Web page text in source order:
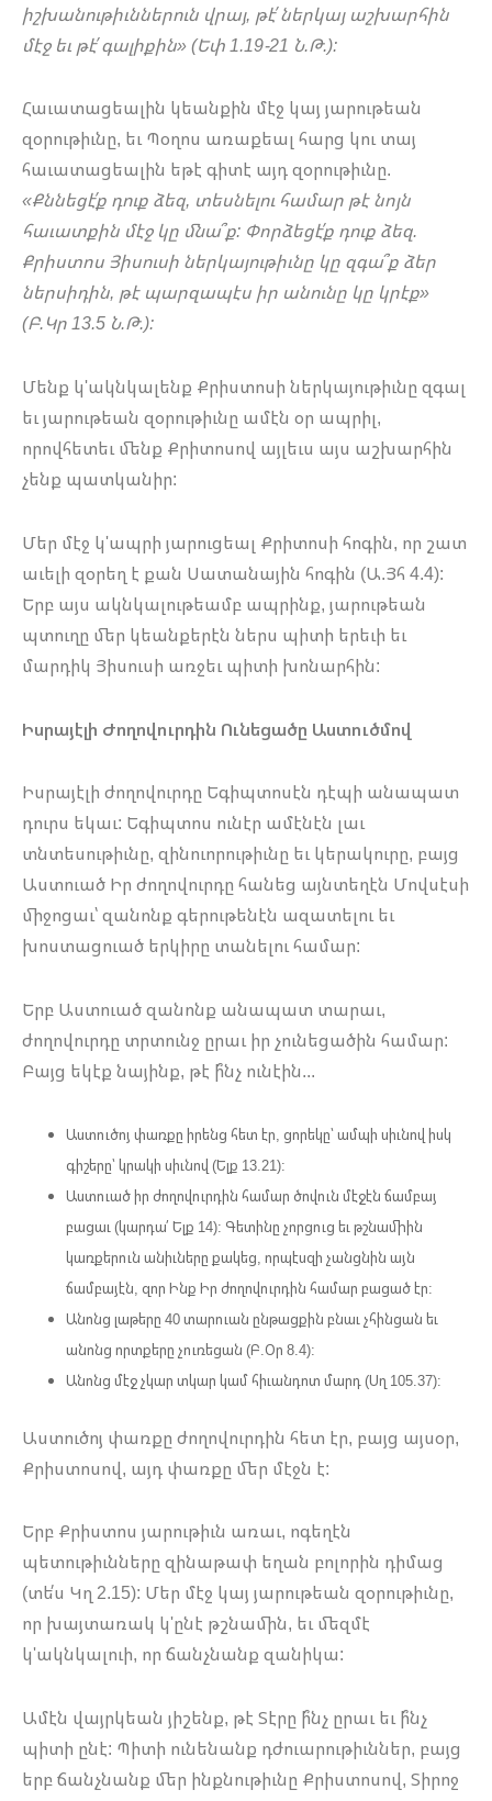
իշխանութիւններուն վրայ, թէ՛ ներկայ աշխարհին
մէջ եւ թէ՛ գալիքին» (Եփ 1.19-21 Ն.Թ.):
Հաւատացեալին կեանքին մէջ կայ յարութեան
զօրութիւնը, եւ Պօղոս առաքեալ հարց կու տայ
հաւատացեալին եթէ գիտէ այդ զօրութիւնը.
«Քննեցէ՛ք դուք ձեզ, տեսնելու համար թէ նոյն
հաւատքին մէջ կը մնա՞ք: Փորձեցէ՛ք դուք ձեզ.
Քրիստոս Յիսուսի ներկայութիւնը կը զգա՞ք ձեր
ներսիդին, թէ պարզապէս իր անունը կը կրէք»
(Բ.Կր 13.5 Ն.Թ.):
Մենք կ'ակնկալենք Քրիստոսի ներկայութիւնը զգալ
եւ յարութեան զօրութիւնը ամէն օր ապրիլ,
որովհետեւ մենք Քրիտոսով այլեւս այս աշխարհին
չենք պատկանիր:
Մեր մէջ կ'ապրի յարուցեալ Քրիտոսի հոգին, որ շատ
աւելի զօրեղ է քան Սատանային հոգին (Ա.Յհ 4.4):
Երբ այս ակնկալութեամբ ապրինք, յարութեան
պտուղը մեր կեանքերէն ներս պիտի երեւի եւ
մարդիկ Յիսուսի առջեւ պիտի խոնարհին:
Իսրայէլի Ժողովուրդին Ունեցածը Աստուծմով
Իսրայէլի ժողովուրդը Եգիպտոսէն դէպի անապատ
դուրս եկաւ: Եգիպտոս ունէր ամէնէն լաւ
տնտեսութիւնը, զինուորութիւնը եւ կերակուրը, բայց
Աստուած Իր ժողովուրդը հանեց այնտեղէն Մովսէսի
միջոցաւ՝ զանոնք գերութենէն ազատելու եւ
խոստացուած երկիրը տանելու համար:
Երբ Աստուած զանոնք անապատ տարաւ,
ժողովուրդը տրտունջ ըրաւ իր չունեցածին համար:
Բայց եկէք նայինք, թէ ի՞նչ ունէին...
Աստուծոյ փառքը իրենց հետ էր, ցորեկը՝ ամպի սիւնով իսկ
գիշերը՝ կրակի սիւնով (Ելք 13.21):
Աստուած իր ժողովուրդին համար ծովուն մէջէն ճամբայ
բացաւ (կարդա՛ Ելք 14): Գետինը չորցուց եւ թշնամիին
կառքերուն անիւները քակեց, որպէսզի չանցնին այն
ճամբայէն, զոր Ինք Իր ժողովուրդին համար բացած էր:
Անոնց լաթերը 40 տարուան ընթացքին բնաւ չհինցան եւ
անոնց որտքերը չուռեցան (Բ.Օր 8.4):
Անոնց մէջ չկար տկար կամ հիւանդոտ մարդ (Սղ 105.37):
Աստուծոյ փառքը ժողովուրդին հետ էր, բայց այսօր,
Քրիստոսով, այդ փառքը մեր մէջն է:
Երբ Քրիստոս յարութիւն առաւ, ոգեղէն
պետութիւնները զինաթափ եղան բոլորին դիմաց
(տե՛ս Կղ 2.15): Մեր մէջ կայ յարութեան զօրութիւնը,
որ խայտառակ կ'ընէ թշնամին, եւ մեզմէ
կ'ակնկալուի, որ ճանչնանք զանիկա:
Ամէն վայրկեան յիշենք, թէ Տէրը ի՞նչ ըրաւ եւ ի՞նչ
պիտի ընէ: Պիտի ունենանք դժուարութիւններ, բայց
երբ ճանչնանք մեր ինքնութիւնը Քրիստոսով, Տիրոջ